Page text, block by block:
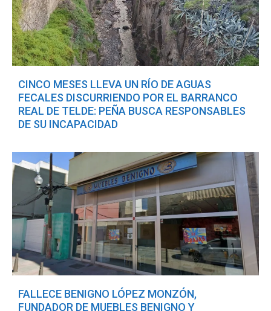
CINCO MESES LLEVA UN RÍO DE AGUAS
FECALES DISCURRIENDO POR EL BARRANCO
REAL DE TELDE: PEÑA BUSCA RESPONSABLES
DE SU INCAPACIDAD
FALLECE BENIGNO LÓPEZ MONZÓN,
FUNDADOR DE MUEBLES BENIGNO Y